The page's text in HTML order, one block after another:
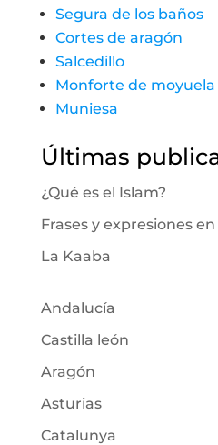
Segura de los baños
Cortes de aragón
Salcedillo
Monforte de moyuela
Muniesa
Últimas
¿Qué es el Islam?
Frases y expresiones
La Kaaba
Andalucía
Castilla león
Aragón
Asturias
Catalunya